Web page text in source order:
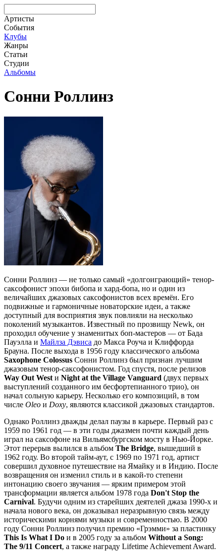
Артисты
События
Клубы
Жанры
Статьи
Студии
Альбомы
Сонни Роллинз
Сонни Роллинз — не только самый «долгоиграющий» тенор-
саксофонист эпохи бибопа и хард-бопа, но и один из
величайших джазовых саксофонистов всех времён. Его
подвижные и гармоничные новаторские идеи, а также
доступный для восприятия звук повлияли на несколько
поколений музыкантов. Известный по прозвищу Newk, он
проходил обучение у знаменитых боп-мастеров — от Бада
Пауэлла и Майлза Дэвиса до Макса Роуча и Клиффорда
Брауна. После выхода в 1956 году классического альбома
Saxophone Colossus Сонни Роллинз был признан лучшим
джазовым тенор-саксофонистом. Год спустя, после релизов
Way Out West и Night at the Village Vanguard (двух первых
выступлений созданного им бесфортепианного трио), он
начал сольную карьеру. Несколько его композиций, в том
числе Oleo и Doxy, являются классикой джазовых стандартов.
Однако Роллинз дважды делал паузы в карьере. Первый раз с
1959 по 1961 год — в эти годы джазмен почти каждый день
играл на саксофоне на Вильямсбургском мосту в Нью-Йорке.
Этот перерыв вылился в альбом The Bridge, вышедший в
1962 году. Во второй тайм-аут, с 1969 по 1971 год, артист
совершил духовное путешествие на Ямайку и в Индию. После
возвращения он изменил стиль и в какой-то степени
интонацию своего звучания — ярким примером этой
трансформации является альбом 1978 года Don't Stop the
Carnival. Будучи одним из старейших деятелей джаза 1990-х и
начала нового века, он доказывал неразрывную связь между
историческими корнями музыки и современностью. В 2000
году Сонни Роллинз получил премию «Грэмми» за пластинку
This Is What I Do и в 2005 году за альбом Without a Song:
The 9/11 Concert, а также награду Lifetime Achievement Award.